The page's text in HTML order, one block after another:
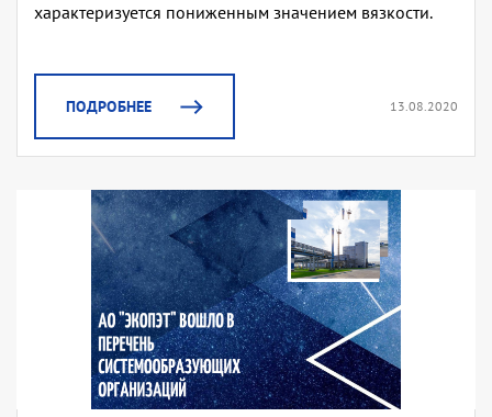
характеризуется пониженным значением вязкости.
ПОДРОБНЕЕ 13.08.2020